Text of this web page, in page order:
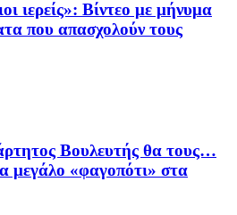
ιερείς»: Βίντεο με μήνυμα
που απασχολούν τους
Βουλευτής θα τους…
μεγάλο «φαγοπότι» στα